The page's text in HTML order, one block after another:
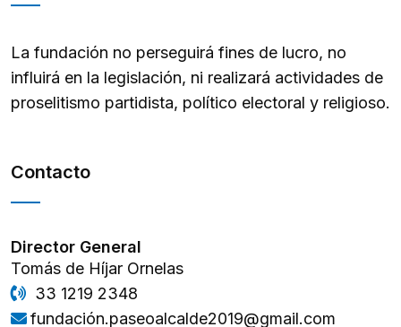
La fundación no perseguirá fines de lucro, no
influirá en la legislación, ni realizará actividades de
proselitismo partidista, político electoral y religioso.
Contacto
Director General
Tomás de Híjar Ornelas
33 1219 2348
fundación.paseoalcalde2019@gmail.com